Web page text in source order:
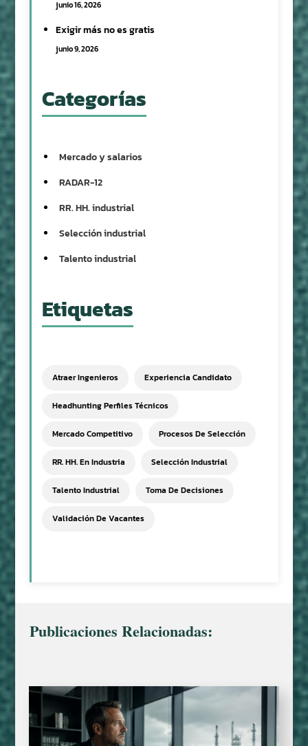
junio 16, 2026
Exigir más no es gratis
junio 9, 2026
Categorías
Mercado y salarios
RADAR-12
RR. HH. industrial
Selección industrial
Talento industrial
Etiquetas
Atraer Ingenieros Experiencia Candidato
Headhunting Perfiles Técnicos
Mercado Competitivo Procesos De Selección
RR. HH. En Industria Selección Industrial
Talento Industrial Toma De Decisiones
Validación De Vacantes
Publicaciones Relacionadas: